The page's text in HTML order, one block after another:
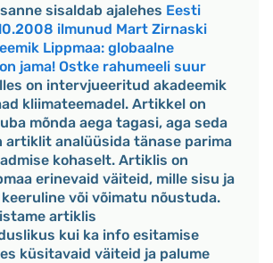
sisaldab ajalehes Eesti
ilmunud Mart Zirnaski
Lippmaa: globaalne
jama! Ostke rahumeeli suur
on intervjueeritud akadeemik
kliimateemadel. Artikkel on
mõnda aega tagasi, aga seda
artiklit analüüsida tänase parima
kohaselt. Artiklis on
erinevaid väiteid, mille sisu ja
või võimatu nõustuda.
artiklis
kui ka info esitamise
küsitavaid väiteid ja palume